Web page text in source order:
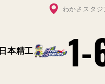
わかさスタジ
日本精工 1-